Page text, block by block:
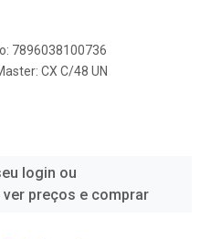
7896038100736
CX C/48 UN
login ou
preços e comprar